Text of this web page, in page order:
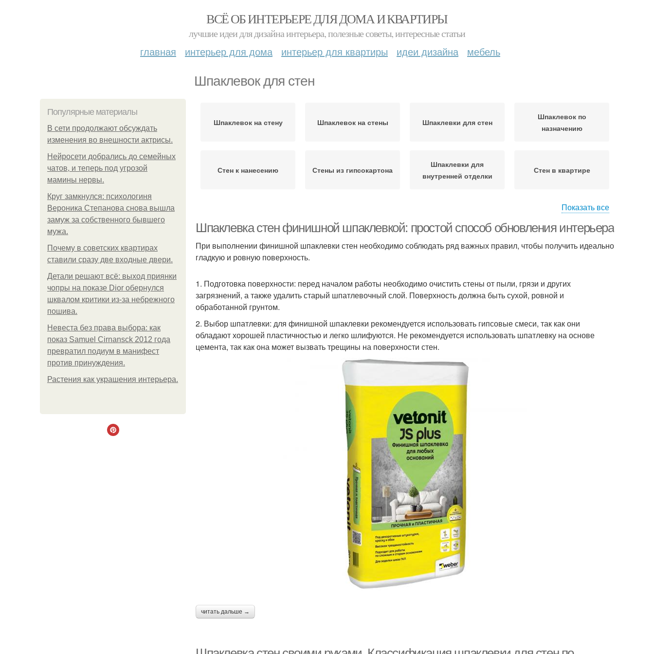
ВСЁ ОБ ИНТЕРЬЕРЕ ДЛЯ ДОМА И КВАРТИРЫ
лучшие идеи для дизайна интерьера, полезные советы, интересные статьи
главная интерьер для дома интерьер для квартиры идеи дизайна мебель
Шпаклевок для стен
Популярные материалы
В сети продолжают обсуждать
изменения во внешности актрисы.
Нейросети добрались до семейных
чатов, и теперь под угрозой
мамины нервы.
Круг замкнулся: психологиня
Вероника Степанова снова вышла
замуж за собственного бывшего
мужа.
Почему в советских квартирах
ставили сразу две входные двери.
Детали решают всё: выход приянки
чопры на показе Dior обернулся
шквалом критики из-за небрежного
пошива.
Невеста без права выбора: как
показ Samuel Cirnansck 2012 года
превратил подиум в манифест
против принуждения.
Растения как украшения интерьера.
Шпаклевок на стену Шпаклевок на стены Шпаклевки для стен
Шпаклевок по
назначению
Стен к нанесению Стены из гипсокартона
Шпаклевки для
внутренней отделки
Стен в квартире
Показать все
Шпаклевка стен финишной шпаклевкой: простой способ обновления интерьера
При выполнении финишной шпаклевки стен необходимо соблюдать ряд важных правил, чтобы получить идеально
гладкую и ровную поверхность.
1. Подготовка поверхности: перед началом работы необходимо очистить стены от пыли, грязи и других
загрязнений, а также удалить старый шпатлевочный слой. Поверхность должна быть сухой, ровной и
обработанной грунтом.
2. Выбор шпатлевки: для финишной шпаклевки рекомендуется использовать гипсовые смеси, так как они
обладают хорошей пластичностью и легко шлифуются. Не рекомендуется использовать шпатлевку на основе
цемента, так как она может вызвать трещины на поверхности стен.
читать дальше →